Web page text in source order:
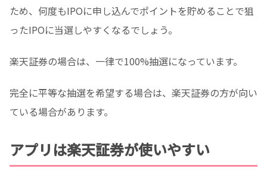
ため、何度もIPOに申し込んでポイントを貯めることで狙
ったIPOに当選しやすくなるでしょう。
楽天証券の場合は、一律で100%抽選になっています。
完全に平等な抽選を希望する場合は、楽天証券の方が向い
ている場合があります。
アプリは楽天証券が使いやすい